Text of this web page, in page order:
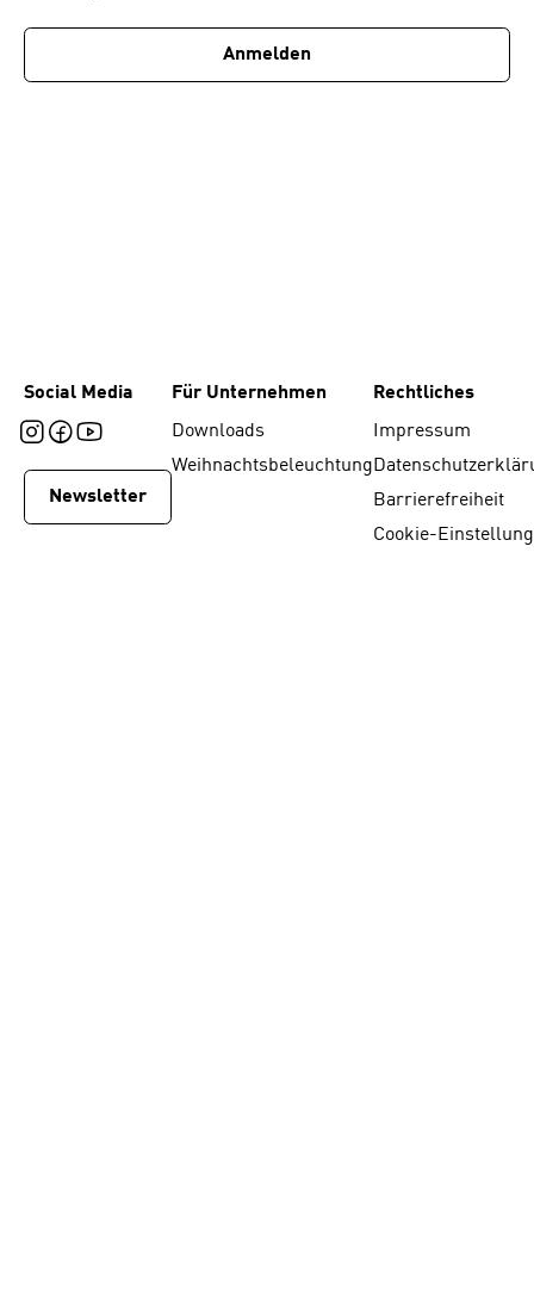
Anmelden
Social Media
Newsletter
Für Unternehmen
Downloads
Weihnachtsbeleuchtung
Rechtliches
Impressum
Barrierefreiheit
Cookie-